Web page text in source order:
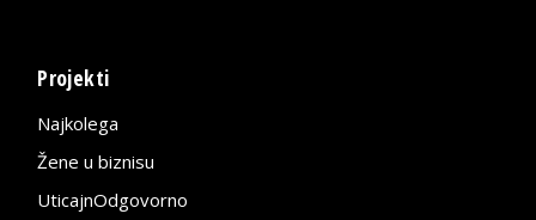
Projekti
Najkolega
Žene u biznisu
UticajnOdgovorno